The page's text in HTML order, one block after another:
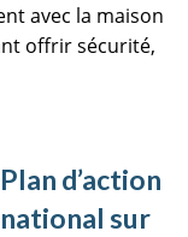
avec la maison
offrir sécurité,
Plan d’action
national sur